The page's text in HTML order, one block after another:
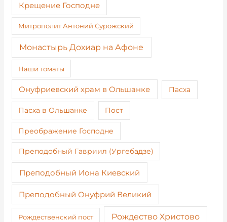
Крещение Господне
Митрополит Антоний Сурожский
Монастырь Дохиар на Афоне
Наши томаты
Онуфриевский храм в Ольшанке Пасха
Пасха в Ольшанке Пост
Преображение Господне
Преподобный Гавриил (Ургебадзе)
Преподобный Иона Киевский
Преподобный Онуфрий Великий
Рождественский пост Рождество Христово